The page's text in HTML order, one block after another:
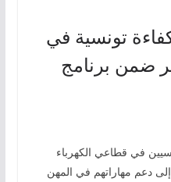
تكوين 275 كفاءة تونسية في
ضمن برنامج
في قطاعي الكهرباء
إلى دعم مهاراتهم في المهن